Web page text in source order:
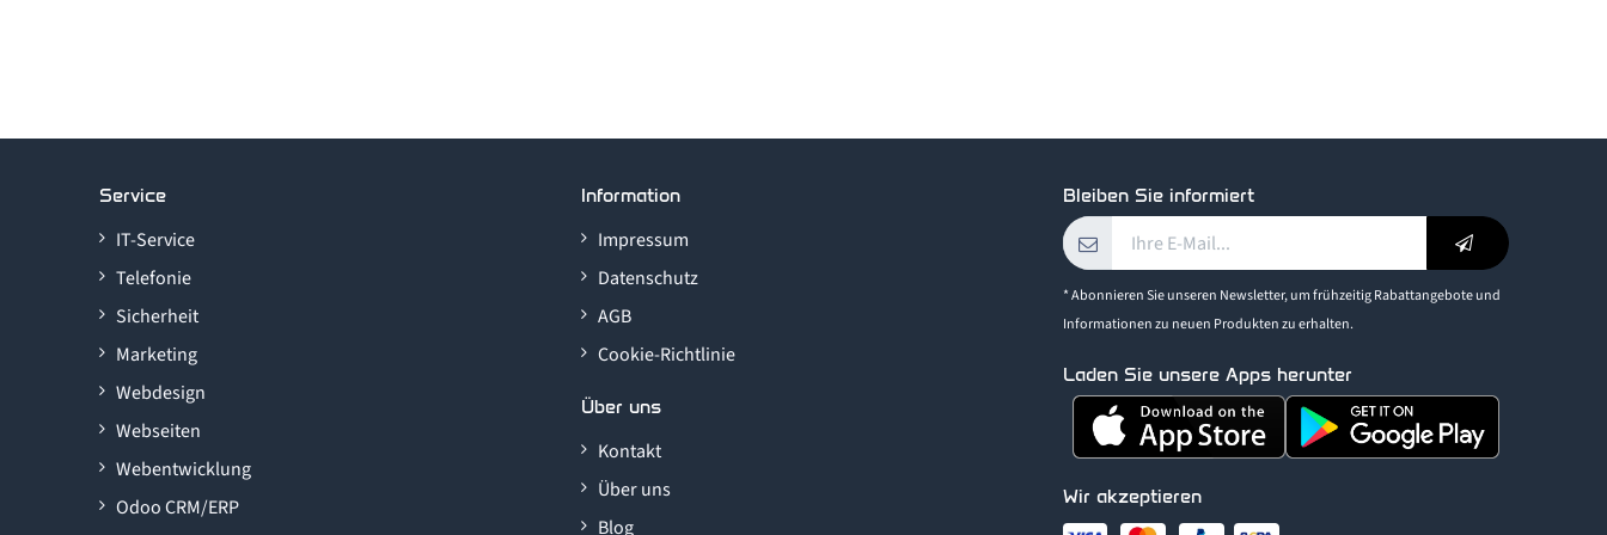
Service
IT-Service
Telefonie
Sicherheit
Marketing
Webdesign
Webseiten
Webentwicklung
Odoo CRM/ERP
Information
Impressum
Datenschutz
AGB
Cookie-Richtlinie
Über uns
Kontakt
Über uns
Blog
Bleiben Sie informiert
* Abonnieren Sie unseren Newsletter, um frühzeitig Rabattangebote und
Informationen zu neuen Produkten zu erhalten.
Laden Sie unsere Apps herunter
Wir akzeptieren